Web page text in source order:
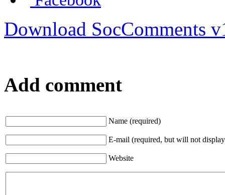
Download SocComments
Add comment
Name (required)
E-mail (required, but will not
Website